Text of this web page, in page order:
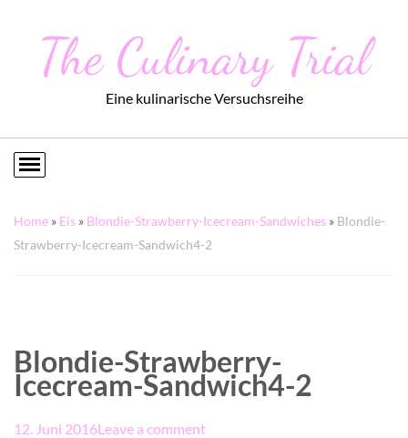
The Culinary Trial
Eine kulinarische Versuchsreihe
Home » Eis » Blondie-Strawberry-Icecream-Sandwiches » Blondie-
Strawberry-Icecream-Sandwich4-2
Blondie-Strawberry-
Icecream-Sandwich4-2
12. Juni 2016Leave a comment